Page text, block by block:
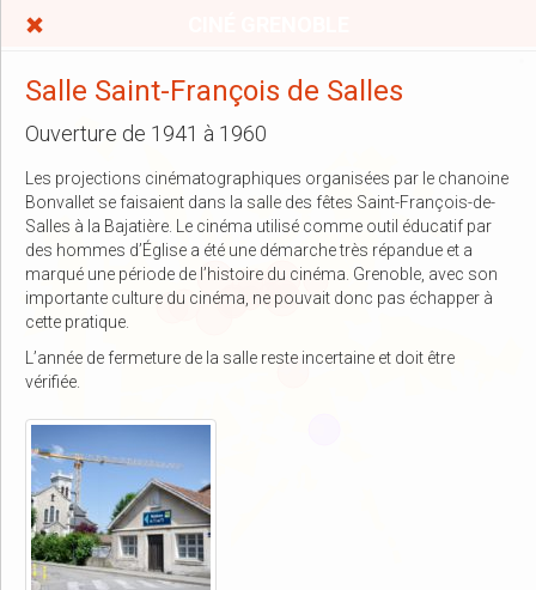
Salle Saint-François de Salles
Ouverture de 1941 à 1960
Les projections cinématographiques organisées par le chanoine
Bonvallet se faisaient dans la salle des fêtes Saint-François-de-
Salles à la Bajatière. Le cinéma utilisé comme outil éducatif par
des hommes d’Église a été une démarche très répandue et a
marqué une période de l’histoire du cinéma. Grenoble, avec son
importante culture du cinéma, ne pouvait donc pas échapper à
cette pratique.
L’année de fermeture de la salle reste incertaine et doit être
vérifiée.